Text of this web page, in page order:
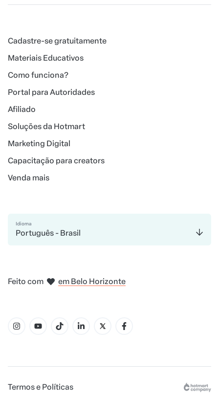
Cadastre-se gratuitamente
Materiais Educativos
Como funciona?
Portal para Autoridades
Afiliado
Soluções da Hotmart
Marketing Digital
Capacitação para creators
Venda mais
Idioma
Português - Brasil
Feito com em Belo Horizonte
Termos e Políticas